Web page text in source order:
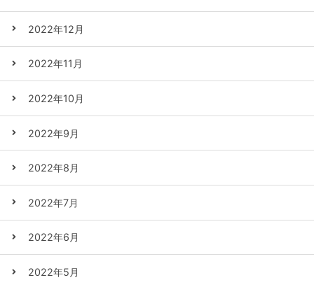
2022年12月
2022年11月
2022年10月
2022年9月
2022年8月
2022年7月
2022年6月
2022年5月